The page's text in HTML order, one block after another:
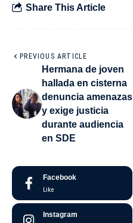
Share This Article
PREVIOUS ARTICLE
Hermana de joven
hallada en cisterna
denuncia amenazas
y exige justicia
durante audiencia
en SDE
Facebook
Like
Instagram